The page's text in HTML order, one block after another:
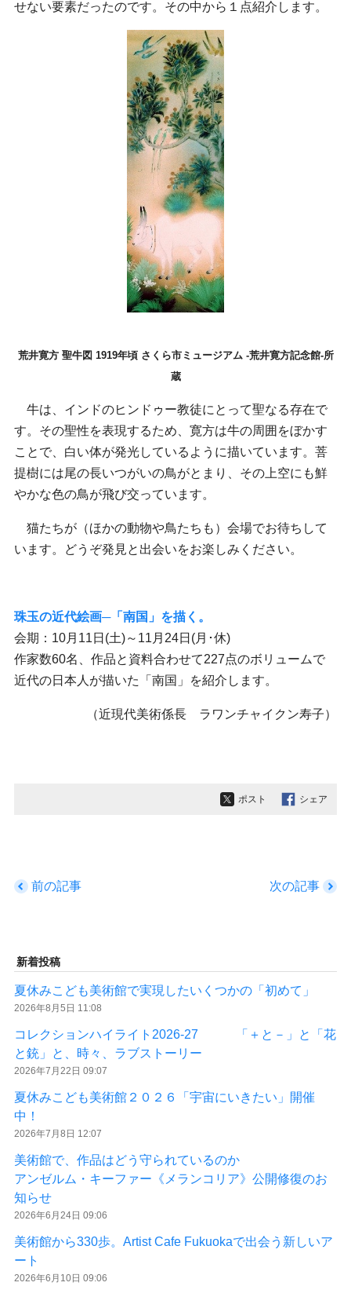
せない要素だったのです。その中から１点紹介します。
荒井寛方 聖牛図 1919年頃 さくら市ミュージアム -荒井寛方記念館-所
蔵
牛は、インドのヒンドゥー教徒にとって聖なる存在で
す。その聖性を表現するため、寛方は牛の周囲をぼかす
ことで、白い体が発光しているように描いています。菩
提樹には尾の長いつがいの鳥がとまり、その上空にも鮮
やかな色の鳥が飛び交っています。
猫たちが（ほかの動物や鳥たちも）会場でお待ちして
います。どうぞ発見と出会いをお楽しみください。
珠玉の近代絵画─「南国」を描く。
会期：10月11日(土)～11月24日(月･休)
作家数60名、作品と資料合わせて227点のボリュームで
近代の日本人が描いた「南国」を紹介します。
（近現代美術係長 ラワンチャイクン寿子）
ポスト シェア
前の記事 次の記事
新着投稿
夏休みこども美術館で実現したいくつかの「初めて」
2026年8月5日 11:08
コレクションハイライト2026-27 「＋と－」と「花
と銃」と、時々、ラブストーリー
2026年7月22日 09:07
夏休みこども美術館２０２６「宇宙にいきたい」開催
中！
2026年7月8日 12:07
美術館で、作品はどう守られているのか
アンゼルム・キーファー《メランコリア》公開修復のお
知らせ
2026年6月24日 09:06
美術館から330歩。Artist Cafe Fukuokaで出会う新しいア
ート
2026年6月10日 09:06